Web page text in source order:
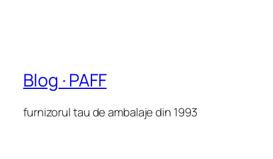
Blog · PAFF
furnizorul tau de ambalaje din 1993